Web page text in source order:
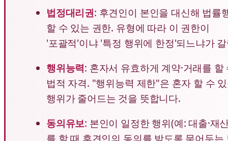
법정대리권: 후견인이 본인을 대신해 법률
할 수 있는 권한. 유형에 따라 이 권한이
'포괄적'이냐 '특정 행위에 한정'되느냐가
행위능력: 혼자서 유효하게 계약·거래를 할
법적 자격. "행위능력 제한"은 혼자 할 수
행위가 줄어드는 것을 뜻합니다.
동의유보: 본인이 일정한 행위(예: 대출·재